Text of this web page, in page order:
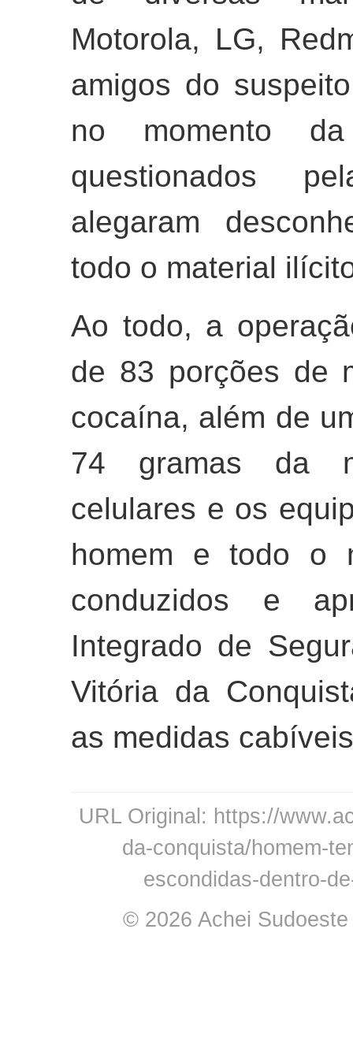
Motorola, LG,
amigos do
no momento
questionados
alegaram
todo o material
Ao todo, a
de 83 porções de
cocaína, além de
74 gramas da
celulares e os
homem e todo o
conduzidos e
Integrado de
Vitória da
as medidas
URL Original: https://
da-conquista/homem-
escondidas-dentro-
© 2026 Achei